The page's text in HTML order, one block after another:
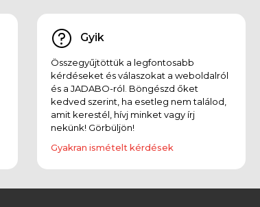
Gyik
Összegyűjtöttük a legfontosabb
kérdéseket és válaszokat a weboldalról
és a JADABO-ról. Böngészd őket
kedved szerint, ha esetleg nem találod,
amit kerestél, hívj minket vagy írj
nekünk! Görbüljön!
Gyakran ismételt kérdések